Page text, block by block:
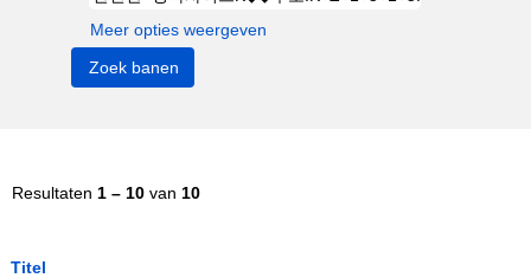
Meer opties weergeven
Resultaten 1 – 10 van 10
Titel